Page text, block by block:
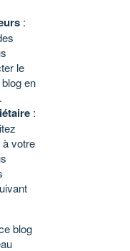
:
le
en
.
:
à votre
blog